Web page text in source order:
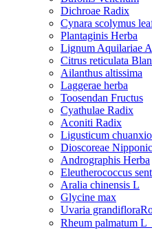
Dichroae Radix
Cynara scolymus
Plantaginis Herba
Lignum Aquilariae
Citrus reticulata
Ailanthus altissima
Laggerae herba
Toosendan Fructus
Cyathulae Radix
Aconiti Radix
Ligusticum
Dioscoreae
Andrographis Herba
Eleutherococcus
Aralia chinensis L
Glycine max
Uvaria
Rheum palmatum L